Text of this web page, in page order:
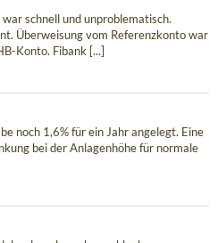
schnell und unproblematisch.
Überweisung vom Referenzkonto war
Konto. Fibank [...]
noch 1,6% für ein Jahr angelegt. Eine
bei der Anlagenhöhe für normale